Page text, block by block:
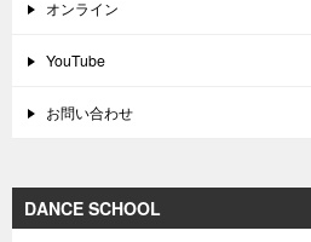
オンライン
YouTube
お問い合わせ
DANCE SCHOOL